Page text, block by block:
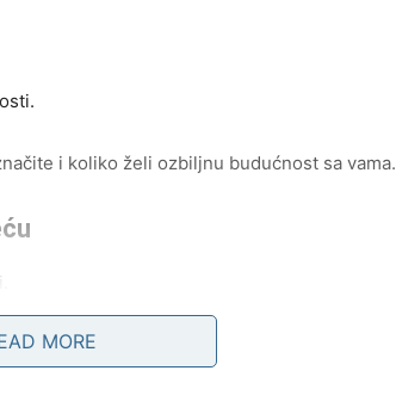
i koliko želi ozbiljnu budućnost sa vama.
MORE